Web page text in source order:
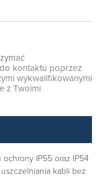
kontaktu poprzez
wykwalifikowanymi
z Twoimi
ochrony IP55 oraz IP54
kabli bez